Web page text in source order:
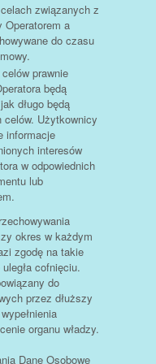
związanych z
Operatorem a
do czasu
prawnie
będą
długo będą
Użytkownicy
informacje
interesów
w odpowiednich
lub
okres w każdym
zgodę na takie
cofnięciu.
do
przez dłuższy
organu władzy.
Dane Osobowe